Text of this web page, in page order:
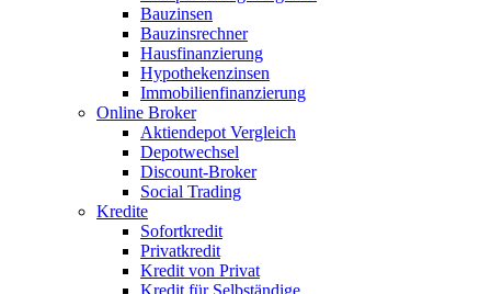
Bauzinsen
Bauzinsrechner
Hausfinanzierung
Hypothekenzinsen
Immobilienfinanzierung
Online Broker
Aktiendepot Vergleich
Depotwechsel
Discount-Broker
Social Trading
Kredite
Sofortkredit
Privatkredit
Kredit von Privat
Kredit für Selbständige